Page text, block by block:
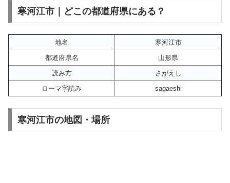
寒河江市｜どこの都道府県にある？
地名
寒河江市
都道府県名
山形県
読み方
さがえし
ローマ字読み
sagaeshi
寒河江市の地図・場所